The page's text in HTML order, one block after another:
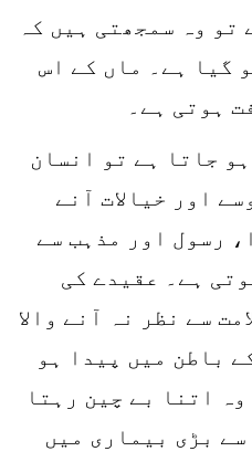
تو وہ سمجھتی ہیں کہ
گیا ہے۔ ماں کے اس
ہوتی ہے۔
جاتا ہے تو انسان
اور خیالات آنے
رسول اور مذہب سے
ہے۔ عقیدے کی
سے نظر نہ آنے والا
باطن میں پیدا ہو
اتنا بے چین رہتا
سے بڑی بیماری میں